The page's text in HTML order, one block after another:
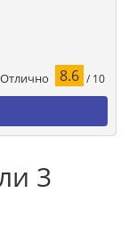
Отлично 8.6 / 10
3